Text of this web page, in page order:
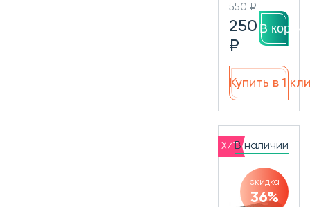
550 ₽
250
₽
В
Купить в 1
ХИТВ наличии
скидка
36%